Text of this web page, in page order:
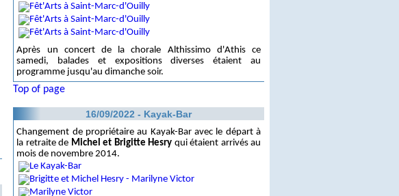
Après un concert de la chorale Althissimo d'Athis ce
samedi, balades et expositions diverses étaient au
programme jusqu'au dimanche soir.
Top of page
16/09/2022 - Kayak-Bar
Changement de propriétaire au Kayak-Bar avec le départ à
la retraite de Michel et Brigitte Hesry qui étaient arrivés au
mois de novembre 2014.